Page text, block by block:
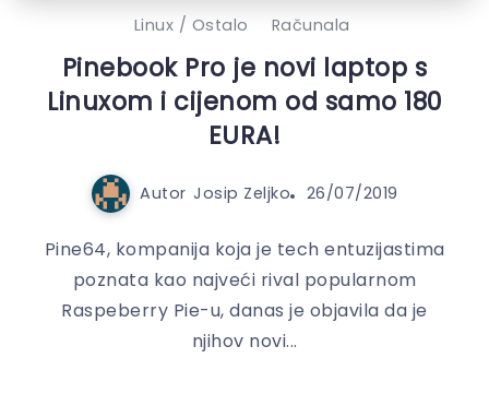
Linux / Ostalo Računala
Pinebook Pro je novi laptop s
Linuxom i cijenom od samo 180
EURA!
Autor Josip Zeljko 26/07/2019
Pine64, kompanija koja je tech entuzijastima
poznata kao najveći rival popularnom
Raspeberry Pie-u, danas je objavila da je
njihov novi...